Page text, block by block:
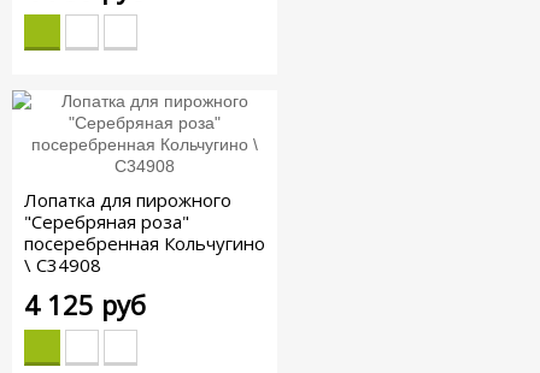
Лопатка для пирожного
"Серебряная роза"
посеребренная Кольчугино
\ С34908
4 125 руб